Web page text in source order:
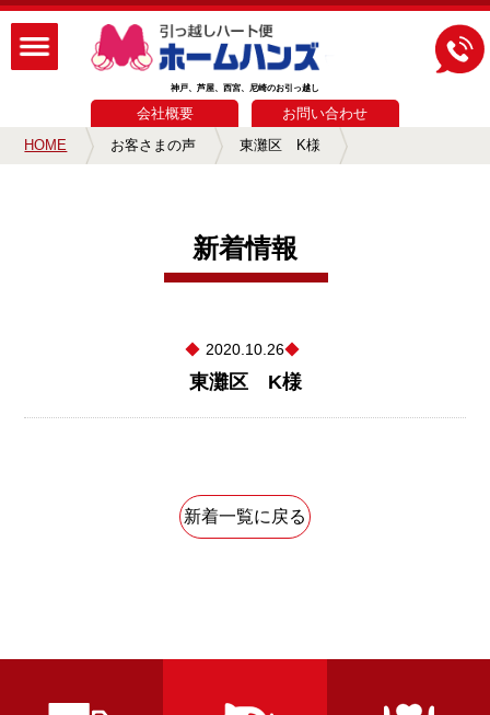
神戸、芦屋、西宮、尼崎のお引っ越し
会社概要
お問い合わせ
HOME
お客さまの声 東灘区 K様
新着情報
2020.10.26
東灘区 K様
新着一覧に戻る